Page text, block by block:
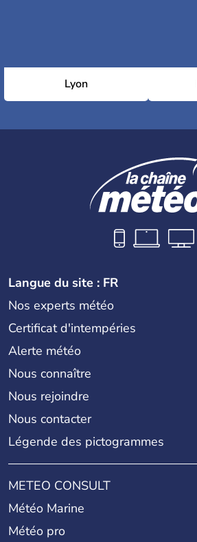
Lyon
Langue du site : FR
Nos experts météo
Certificat d'intempéries
Alerte météo
Nous connaître
Nous rejoindre
Nous contacter
Légende des pictogrammes
METEO CONSULT
Météo Marine
Météo pro